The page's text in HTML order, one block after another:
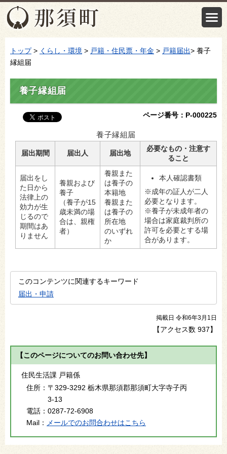
トップ> くらし・環境 > 戸籍・住民票・年金 > 戸籍届出> 養子
縁組届
養子縁組届
ページ番号：P-000225
養子縁組届
届出期間 届出人 届出地
必要なもの・注意す
ること
届出をし
た日から
法律上の
効力が生
じるので
期間はあ
りません
養親および
養子
（養子が15
歳未満の場
合は、親権
者）
養親また
は養子の
本籍地
養親また
は養子の
所在地
のいずれ
か
本人確認書類
※成年の証人が二人
必要となります。
※養子が未成年者の
場合は家庭裁判所の
許可を必要とする場
合があります。
このコンテンツに関連するキーワード
届出・申請
掲載日 令和6年3月1日
【アクセス数 937】
【このページについてのお問い合わせ先】
住民生活課 戸籍係
住所： 〒329-3292 栃木県那須郡那須町大字寺子丙
3-13
電話： 0287-72-6908
Mail： メールでのお問合わせはこちら